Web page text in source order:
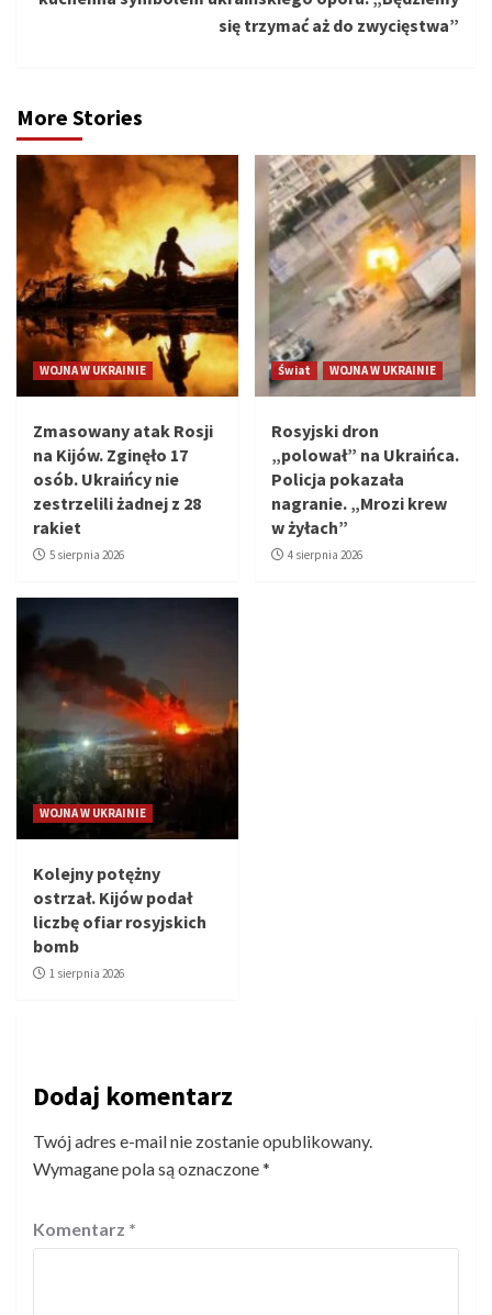
się trzymać aż do zwycięstwa”
More Stories
WOJNA W UKRAINIE
Zmasowany atak Rosji
na Kijów. Zginęło 17
osób. Ukraińcy nie
zestrzelili żadnej z 28
rakiet
5 sierpnia 2026
Świat WOJNA W UKRAINIE
Rosyjski dron
„polował” na Ukraińca.
Policja pokazała
nagranie. „Mrozi krew
w żyłach”
4 sierpnia 2026
WOJNA W UKRAINIE
Kolejny potężny
ostrzał. Kijów podał
liczbę ofiar rosyjskich
bomb
1 sierpnia 2026
Dodaj komentarz
Twój adres e-mail nie zostanie opublikowany.
Wymagane pola są oznaczone*
Komentarz *